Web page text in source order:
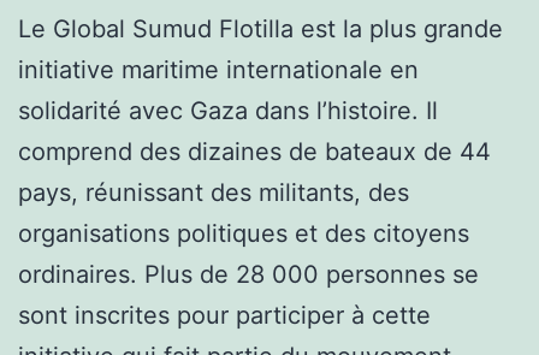
Le Global Sumud Flotilla est la plus grande
initiative maritime internationale en
solidarité avec Gaza dans l’histoire. Il
comprend des dizaines de bateaux de 44
pays, réunissant des militants, des
organisations politiques et des citoyens
ordinaires. Plus de 28 000 personnes se
sont inscrites pour participer à cette